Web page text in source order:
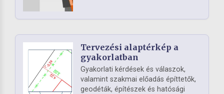
Tervezési alaptérkép a
gyakorlatban
Gyakorlati kérdések és válaszok,
valamint szakmai előadás építtetők,
geodéták, építészek és hatósági